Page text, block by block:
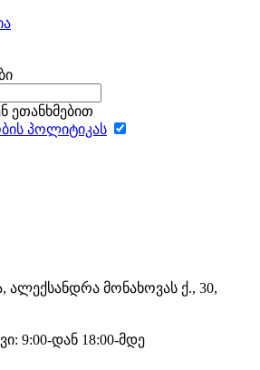
ეთანხმებით
პოლიტიკას
ალექსანდრა მონახოვას ქ., 30,
9:00-დან 18:00-მდე